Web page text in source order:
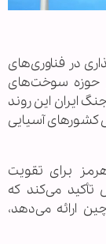
در فناوری‌های
حوزه سوخت‌های
ایران این روند
کشورهای آسیایی
برای تقویت
تأکید می‌کند که
ارائه می‌دهد،